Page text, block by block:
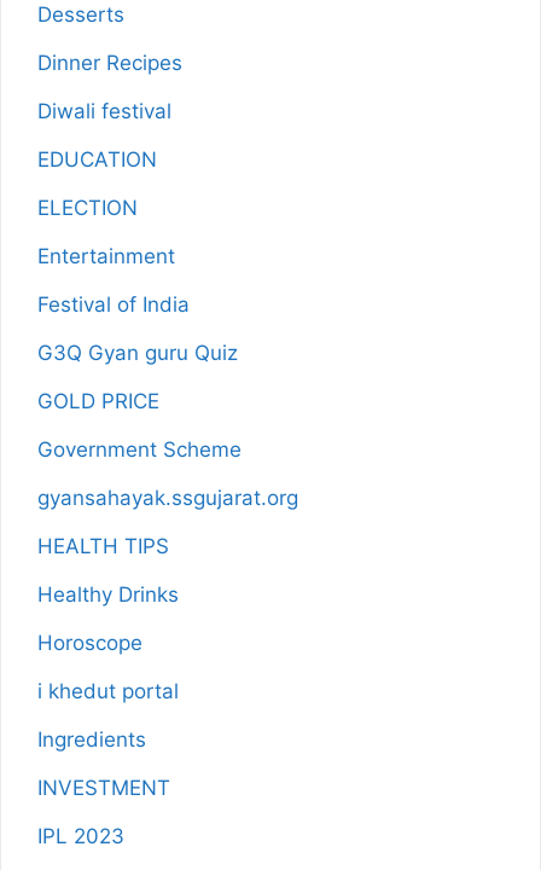
Desserts
Dinner Recipes
Diwali festival
EDUCATION
ELECTION
Entertainment
Festival of India
G3Q Gyan guru Quiz
GOLD PRICE
Government Scheme
gyansahayak.ssgujarat.org
HEALTH TIPS
Healthy Drinks
Horoscope
i khedut portal
Ingredients
INVESTMENT
IPL 2023